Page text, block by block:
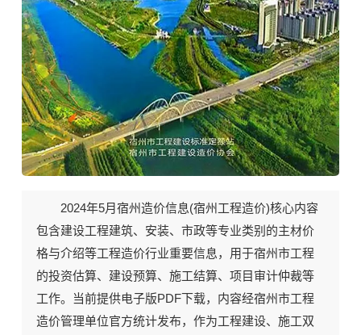
2024年5月宿州造价信息(宿州工程造价)核心内容
包含建设工程建筑、安装、市政等专业类别的主材价
格与介绍等工程造价行业重要信息，用于宿州市工程
的投资估算、建设预算、施工结算、项目审计仲裁等
工作。当前提供电子版PDF下载，内容经宿州市工程
造价管理单位官方统计发布，作为工程建设、施工双